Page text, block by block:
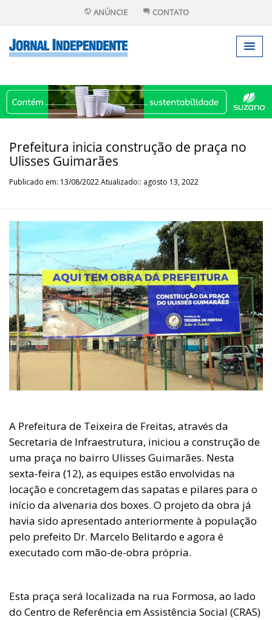
ANÚNCIE CONTATO
Prefeitura inicia construção de praça no
Ulisses Guimarães
Publicado em: 13/08/2022 Atualizado:: agosto 13, 2022
A Prefeitura de Teixeira de Freitas, através da
Secretaria de Infraestrutura, iniciou a construção de
uma praça no bairro Ulisses Guimarães. Nesta
sexta-feira (12), as equipes estão envolvidas na
locação e concretagem das sapatas e pilares para o
início da alvenaria dos boxes. O projeto da obra já
havia sido apresentado anteriormente à população
pelo prefeito Dr. Marcelo Belitardo e agora é
executado com mão-de-obra própria.
Esta praça será localizada na rua Formosa, ao lado
do Centro de Referência em Assistência Social (CRAS)